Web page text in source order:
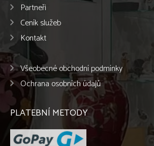
Partneři
Ceník služeb
Kontakt
Všeobecné obchodní podmínky
Ochrana osobních údajů
PLATEBNÍ METODY